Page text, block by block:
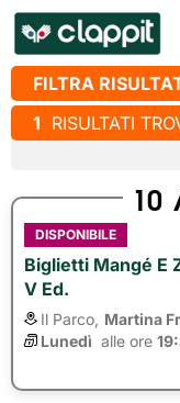
FILTRA
1 RISULTATI
10
DISPONIBILE
Biglietti Mangé E
V Ed.
Il Parco, Martina
Lunedì alle ore